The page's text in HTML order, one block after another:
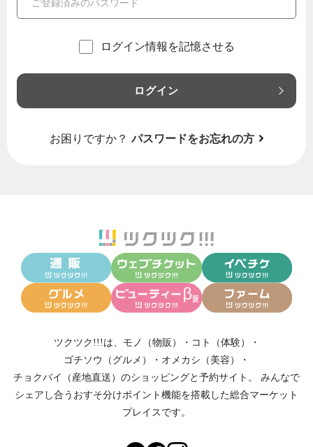
ログイン情報を記憶させる
ログイン
お困りですか？ パスワードをお忘れの方
ツクツク!!!は、 モノ（物販） ・ コト（体験）
・
ゴチソウ（グルメ）
・ オメカシ（美容）
・
チョクバイ（産地直送） のショッピングと予約サイト。
みんなで
シェアし合う おすそ分けポイント機能を搭載した総合マーケット
プレイスです。